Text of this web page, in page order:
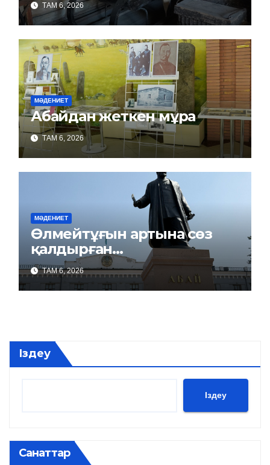
ТАМ 6, 2026
МӘДЕНИЕТ
Абайдан жеткен мұра
ТАМ 6, 2026
МӘДЕНИЕТ
Өлмейтұғын артына сөз
қалдырған…
ТАМ 6, 2026
Іздеу
Іздеу
Санаттар